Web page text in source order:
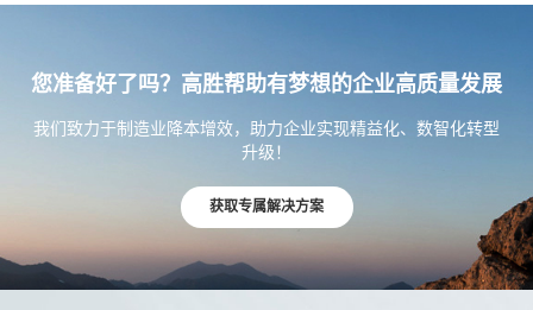
您准备好了吗？高胜帮助有梦想的企业高质量发展
我们致力于制造业降本增效，助力企业实现精益化、数智化转型
升级！
获取专属解决方案